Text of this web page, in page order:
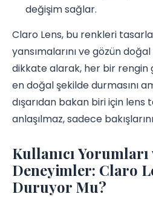
değişim sağlar.
Claro Lens, bu renkleri
yansımalarını ve gözün doğal
dikkate alarak, her bir rengin
en doğal şekilde durmasını
dışarıdan bakan biri için lens
anlaşılmaz, sadece
Kullanıcı Yorumları
Deneyimler: Claro
Duruyor Mu?